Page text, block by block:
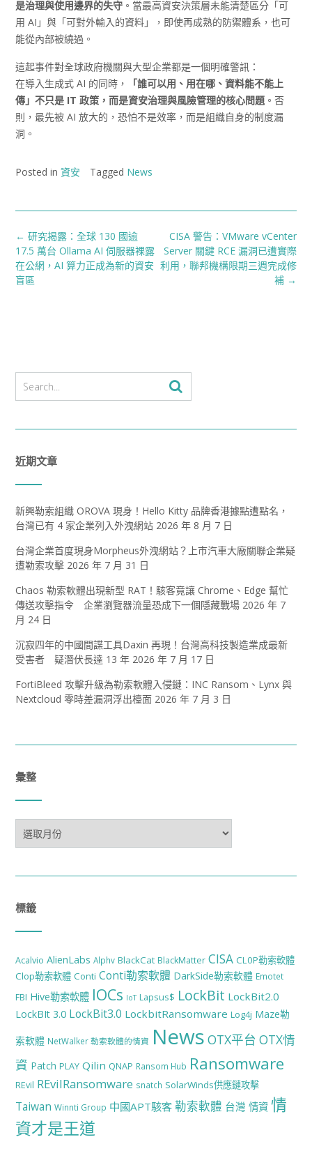
是治理與使用邊界的失守 。當最高資安決策層未能清楚區分「可
用 AI」與「可對外輸入的資料」，即使再成熟的防禦體系，也可
能從內部被繞過。
這起事件對全球政府機關與大型企業都是一個明確警訊：
在導入生成式 AI 的同時，
「誰可以用、用在哪、資料能不能上
傳」不只是 IT 政策，而是資安治理與風險管理的核心問題 。否
則，最先被 AI 放大的，恐怕不是效率，而是組織自身的制度漏
洞。
Posted in 資安 Tagged News
Post
navigation
CISA 警告：VMware vCenter
Server 關鍵 RCE 漏洞已遭實際
利用，聯邦機構限期三週完成修
補 →
← 研究揭露：全球 130 國逾
17.5 萬台 Ollama AI 伺服器裸露
在公網，AI 算力正成為新的資安
盲區
近期文章
新興勒索組織 OROVA 現身！Hello Kitty 品牌香港據點遭點名，
台灣已有 4 家企業列入外洩網站 2026 年 8 月 7 日
台灣企業首度現身Morpheus外洩網站？上市汽車大廠關聯企業疑
遭勒索攻擊 2026 年 7 月 31 日
Chaos 勒索軟體出現新型 RAT！駭客竟讓 Chrome、Edge 幫忙
傳送攻擊指令 企業瀏覽器流量恐成下一個隱藏戰場 2026 年 7
月 24 日
沉寂四年的中國間諜工具Daxin 再現！台灣高科技製造業成最新
受害者 疑潛伏長達 13 年 2026 年 7 月 17 日
FortiBleed 攻擊升級為勒索軟體入侵鏈：INC Ransom、Lynx 與
Nextcloud 零時差漏洞浮出檯面 2026 年 7 月 3 日
彙整
彙
整
標籤
Acalvio AlienLabs Alphv BlackCat BlackMatter CISA CL0P勒索軟體
Clop勒索軟體 Conti Conti勒索軟體 DarkSide勒索軟體 Emotet
FBI Hive勒索軟體 IOCs IoT Lapsus$ LockBit LockBit2.0
LockBIt 3.0 LockBit3.0 LockbitRansomware Log4j Maze勒
索軟體 NetWalker 勒索軟體的情資 News OTX平台 OTX情
資 Patch PLAY Qilin QNAP Ransom Hub Ransomware
REvil REvilRansomware snatch SolarWinds供應鏈攻擊
Taiwan Winnti Group 中國APT駭客 勒索軟體 台灣 情資 情
資才是王道